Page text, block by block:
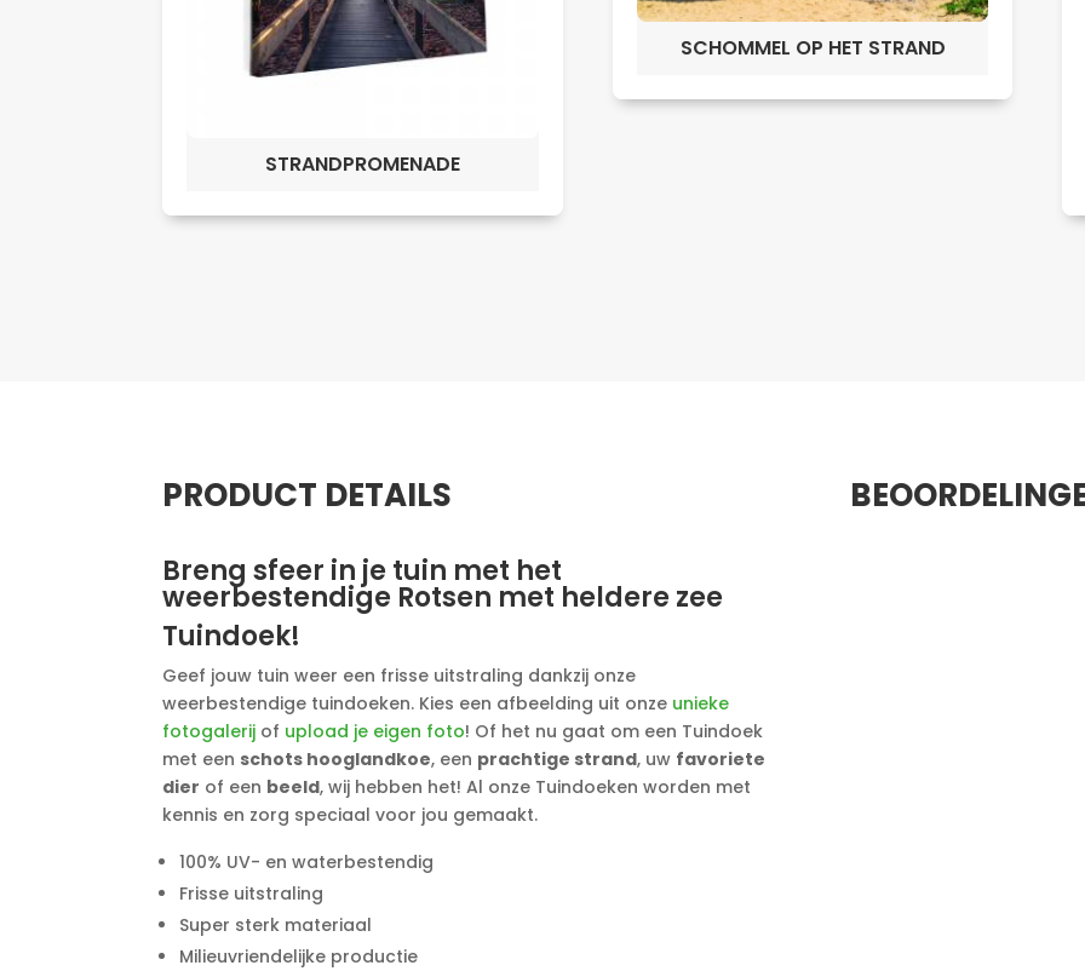
STRANDPROMENADE
SCHOMMEL OP HET STRAND
PRODUCT DETAILS
Breng sfeer in je tuin met het
weerbestendige Rotsen met heldere zee
Tuindoek!
Geef jouw tuin weer een frisse uitstraling dankzij onze
weerbestendige tuindoeken. Kies een afbeelding uit onze unieke
fotogalerij of upload je eigen foto! Of het nu gaat om een Tuindoek
met een schots hooglandkoe, een prachtige strand, uw favoriete
dier of een beeld, wij hebben het! Al onze Tuindoeken worden met
kennis en zorg speciaal voor jou gemaakt.
100% UV- en waterbestendig
Frisse uitstraling
Super sterk materiaal
Milieuvriendelijke productie